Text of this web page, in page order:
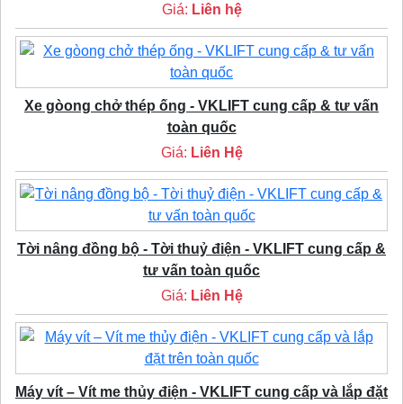
Giá: Liên hệ
Xe gòong chở thép ống - VKLIFT cung cấp & tư vấn
toàn quốc
Giá: Liên Hệ
Tời nâng đồng bộ - Tời thuỷ điện - VKLIFT cung cấp &
tư vấn toàn quốc
Giá: Liên Hệ
Máy vít – Vít me thủy điện - VKLIFT cung cấp và lắp đặt